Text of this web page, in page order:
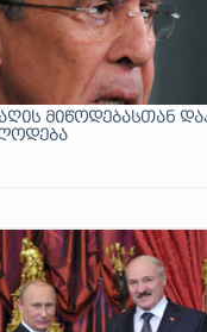
მიწოდებასთან